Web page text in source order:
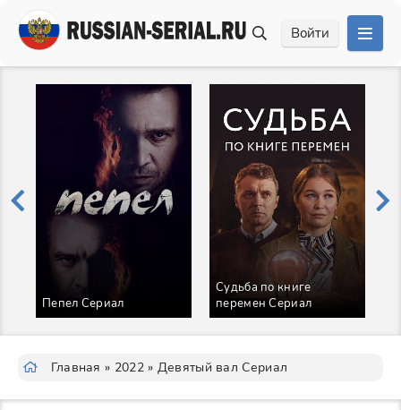
Войти
Пепел Сериал
Судьба по книге
перемен Сериал
Главная » 2022» Девятый вал Сериал